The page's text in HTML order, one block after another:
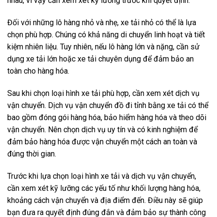
Đối với những lô hàng nhỏ và nhẹ, xe tải nhỏ có thể là lựa
chọn phù hợp. Chúng có khả năng di chuyển linh hoạt và tiết
kiệm nhiên liệu. Tuy nhiên, nếu lô hàng lớn và nặng, cần sử
dụng xe tải lớn hoặc xe tải chuyên dụng để đảm bảo an
toàn cho hàng hóa.
Sau khi chọn loại hình xe tải phù hợp, cần xem xét dịch vụ
vận chuyển. Dịch vụ vận chuyển đồ đi tỉnh bằng xe tải có thể
bao gồm đóng gói hàng hóa, bảo hiểm hàng hóa và theo dõi
vận chuyển. Nên chọn dịch vụ uy tín và có kinh nghiệm để
đảm bảo hàng hóa được vận chuyển một cách an toàn và
đúng thời gian.
Trước khi lựa chọn loại hình xe tải và dịch vụ vận chuyển,
cần xem xét kỹ lưỡng các yếu tố như khối lượng hàng hóa,
khoảng cách vận chuyển và địa điểm đến. Điều này sẽ giúp
bạn đưa ra quyết định đúng đắn và đảm bảo sự thành công